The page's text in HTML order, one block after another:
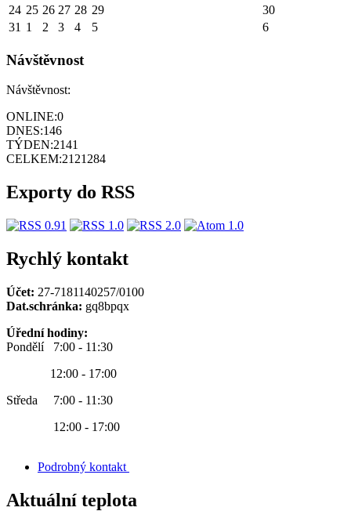
24 25 26 27 28 29
30
31 1 2 3 4 5 6
Návštěvnost
Návštěvnost:
ONLINE:0
DNES:146
TÝDEN:2141
CELKEM:2121284
Exporty do RSS
Rychlý kontakt
Účet: 27-7181140257/0100
Dat.schránka: gq8bpqx
Úřední hodiny:
Pondělí 7:00 - 11:30
12:00 - 17:00
Středa 7:00 - 11:30
12:00 - 17:00
Podrobný kontakt
Aktuální teplota